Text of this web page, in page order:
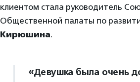
клиентом стала руководитель
Общественной палаты по
Кирюшина.
«Девушка была очень